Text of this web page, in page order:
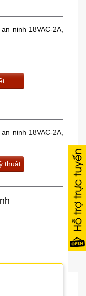
ninh 18VAC-2A,
ninh 18VAC-2A,
thuật